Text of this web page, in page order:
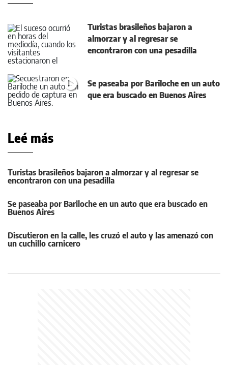
Turistas brasileños bajaron a
almorzar y al regresar se
encontraron con una pesadilla
Se paseaba por Bariloche en un auto
que era buscado en Buenos Aires
Leé más
Turistas brasileños bajaron a almorzar y al regresar se
encontraron con una pesadilla
Se paseaba por Bariloche en un auto que era buscado en
Buenos Aires
Discutieron en la calle, les cruzó el auto y las amenazó con
un cuchillo carnicero